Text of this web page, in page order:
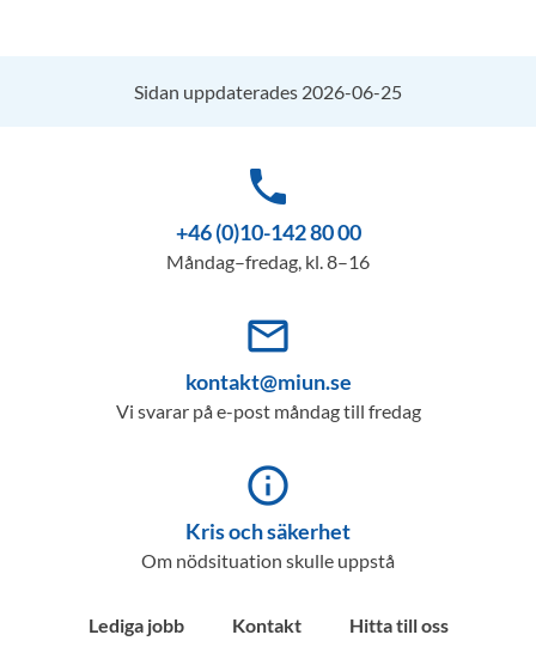
Sidan uppdaterades 2026-06-25
phone
+46 (0)10-142 80 00
Måndag–fredag, kl. 8–16
mail_outline
kontakt@miun.se
Vi svarar på e-post måndag till fredag
info_outline
Kris och säkerhet
Om nödsituation skulle uppstå
Lediga jobb Kontakt
Hitta till oss